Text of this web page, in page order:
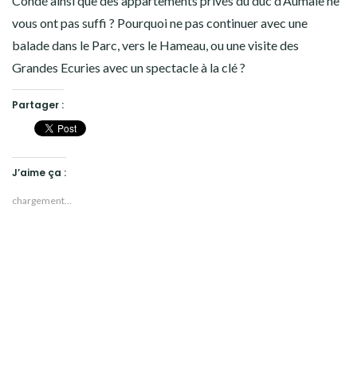
vous ont pas suffi ? Pourquoi ne pas continuer avec une
balade dans le Parc, vers le Hameau, ou une visite des
Grandes Ecuries avec un spectacle à la clé ?
Partager :
J’aime ça :
chargement…